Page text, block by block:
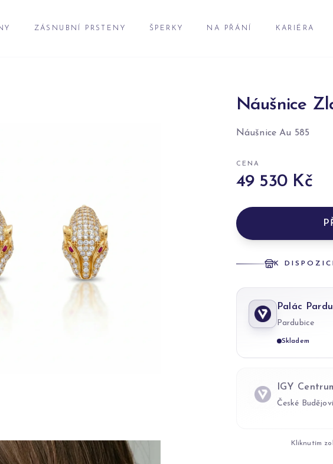
ZÁSNUBNÍ PRSTENY ŠPERKY NA PŘÁNÍ KARIÉRA
Náušnice
Náušnice Au 585
CENA
49 530 Kč
K
Palác
Pardubice
Skladem
IGY
České
Kliknutím